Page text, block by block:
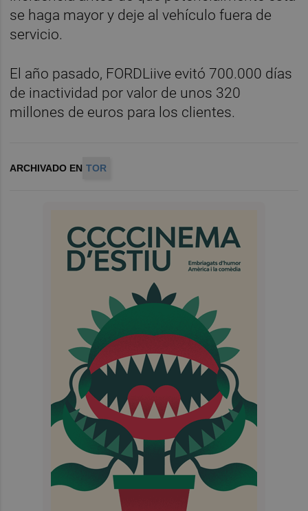
se haga mayor y deje al vehículo fuera de
servicio.
El año pasado, FORDLiive evitó 700.000 días
de inactividad por valor de unos 320
millones de euros para los clientes.
ARCHIVADO EN TOR